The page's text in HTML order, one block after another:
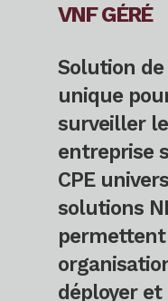
VNF GÉRÉ
Solution de
unique
surveiller
entreprise
CPE
solutions
permettent
déployer